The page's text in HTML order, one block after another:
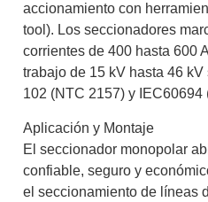
accionamiento con
tool). Los seccionadores
corrientes de 400 hasta 600
trabajo de 15 kV hasta 46
102 (NTC 2157) y IEC60694
Aplicación y Montaje
El seccionador monopolar
confiable, seguro y
el seccionamiento de líneas